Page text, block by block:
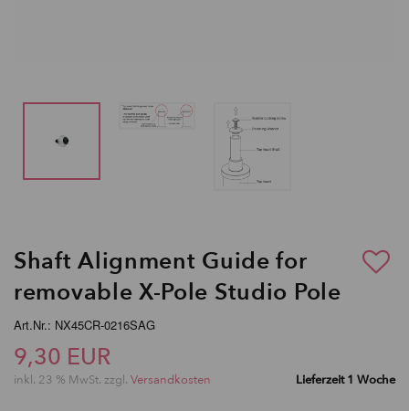
Shaft Alignment Guide for
removable X-Pole Studio Pole
Art.Nr.: NX45CR-0216SAG
9,30 EUR
inkl. 23 % MwSt. zzgl. Versandkosten Lieferzeit 1 Woche